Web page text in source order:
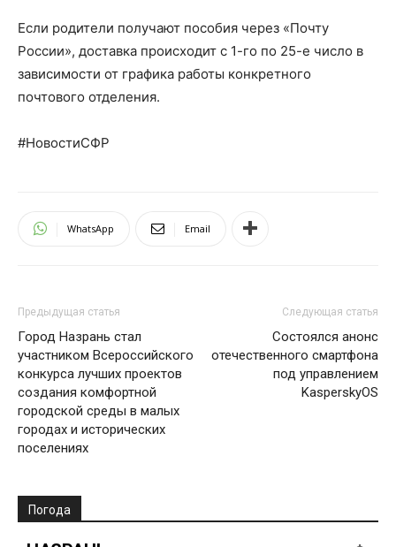
Если родители получают пособия через «Почту
России», доставка происходит с 1-го по 25-е число в
зависимости от графика работы конкретного
почтового отделения.
#НовостиСФР
WhatsApp Email
Предыдущая статья
Город Назрань стал
участником Всероссийского
конкурса лучших проектов
создания комфортной
городской среды в малых
городах и исторических
поселениях
Следующая статья
Состоялся анонс
отечественного смартфона
под управлением
KasperskyOS
Погода